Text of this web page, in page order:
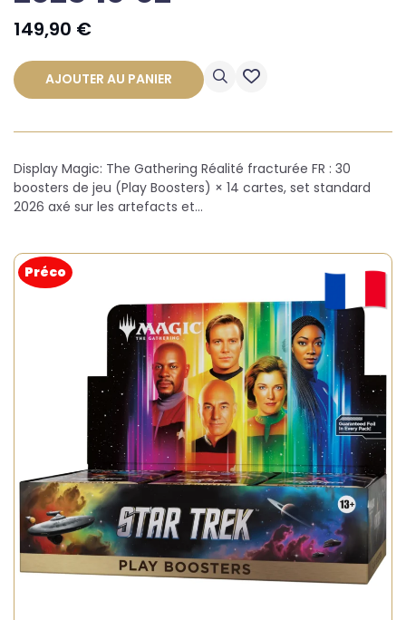
149,90 €
AJOUTER AU PANIER
Display Magic: The Gathering Réalité fracturée FR : 30
boosters de jeu (Play Boosters) × 14 cartes, set standard
2026 axé sur les artefacts et…
Préco